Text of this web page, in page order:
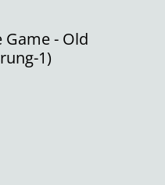
Game - Old
1)